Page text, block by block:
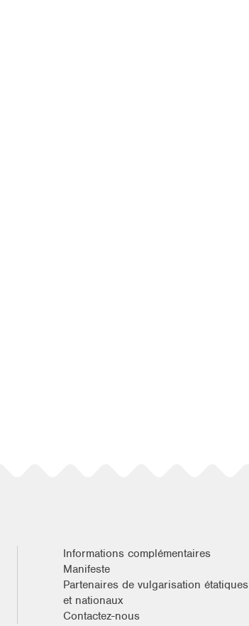
Informations complémentaires
Manifeste
Partenaires de vulgarisation étatiques
et nationaux
Contactez-nous